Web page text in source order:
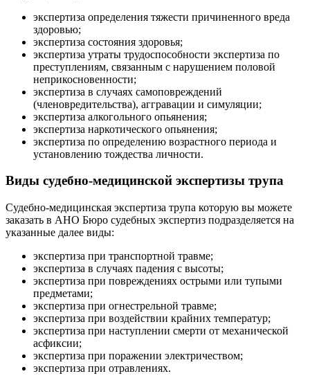
экспертиза определения тяжести причиненного вреда
здоровью;
экспертиза состояния здоровья;
экспертиза утраты трудоспособности экспертиза по
преступлениям, связанным с нарушением половой
неприкосновенности;
экспертиза в случаях самоповреждений
(членовредительства), аггравации и симуляции;
экспертиза алкогольного опьянения;
экспертиза наркотического опьянения;
экспертиза по определению возрастного периода и
установлению тождества личности.
Виды судебно-медицинской экспертизы трупа
Судебно-медицинская экспертиза трупа которую вы можете
заказать в АНО Бюро судебных экспертиз подразделяется на
указанные далее виды:
экспертиза при транспортной травме;
экспертиза в случаях падения с высоты;
экспертиза при повреждениях острыми или тупыми
предметами;
экспертиза при огнестрельной травме;
экспертиза при воздействии крайних температур;
экспертиза при наступлении смерти от механической
асфиксии;
экспертиза при поражении электричеством;
экспертиза при отравлениях.